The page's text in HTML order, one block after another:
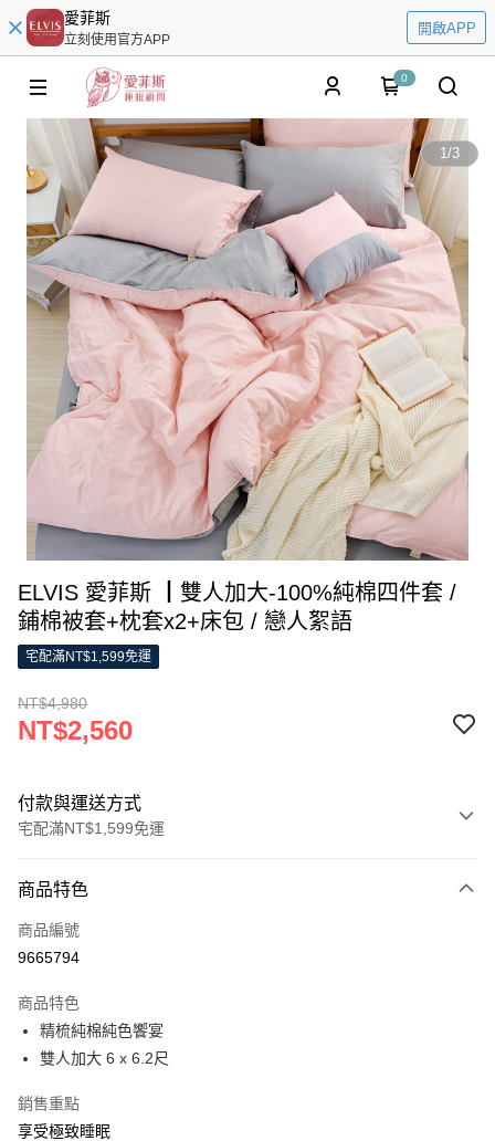
愛菲斯
立刻使用官方APP
開啟APP
0
1/3
ELVIS 愛菲斯 ┃雙人加大-100%純棉四件套 /
鋪棉被套+枕套x2+床包 / 戀人絮語
宅配滿NT$1,599免運
NT$4,980
NT$2,560
付款與運送方式
宅配滿NT$1,599免運
信用卡一次付款
LINE Pay
街口支付
全盈+PAY
運送方式
商品特色
商品編號
9665794
商品特色
精梳純棉純色饗宴
雙人加大 6 x 6.2尺
銷售重點
享受極致睡眠